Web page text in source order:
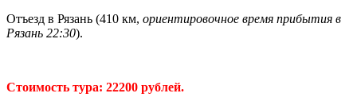
Отъезд в Рязань (410 км, ориентировочное время прибытия в
Рязань 22:30).
Стоимость тура: 22200 рублей.